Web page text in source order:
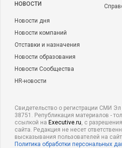
НОВОСТИ
Новости дня
Новости компаний
Отставки и назначения
Новости образования
Новости Сообщества
HR-новости
Свидетельство о регистрации СМИ
38751. Републикация материалов -
ссылкой на Executive.ru, с
сайта. Редакция не несет
высказывания пользователей на
Политика обработки персональных